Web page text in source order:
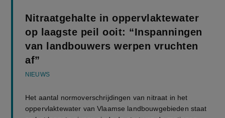
Nitraatgehalte in oppervlaktewater
op laagste peil ooit: “Inspanningen
van landbouwers werpen vruchten
af”
NIEUWS
Het aantal normoverschrijdingen van nitraat in het
oppervlaktewater van Vlaamse landbouwgebieden staat